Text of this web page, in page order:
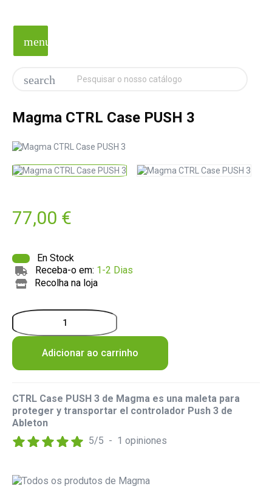
menu
search
Magma CTRL Case PUSH 3
77,00 €
En Stock
Receba-o em: 1-2 Dias
Recolha na loja
Adicionar ao carrinho
CTRL Case PUSH 3 de Magma es una maleta para
proteger y transportar el controlador Push 3 de
Ableton
5/5 - 1 opiniones